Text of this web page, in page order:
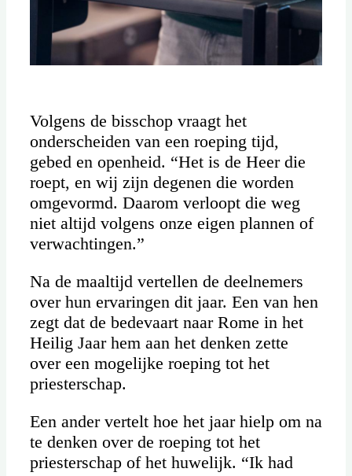
Volgens de bisschop vraagt het
onderscheiden van een roeping tijd,
gebed en openheid. “Het is de Heer die
roept, en wij zijn degenen die worden
omgevormd. Daarom verloopt die weg
niet altijd volgens onze eigen plannen of
verwachtingen.”
Na de maaltijd vertellen de deelnemers
over hun ervaringen dit jaar. Een van hen
zegt dat de bedevaart naar Rome in het
Heilig Jaar hem aan het denken zette
over een mogelijke roeping tot het
priesterschap.
Een ander vertelt hoe het jaar hielp om na
te denken over de roeping tot het
priesterschap of het huwelijk. “Ik had